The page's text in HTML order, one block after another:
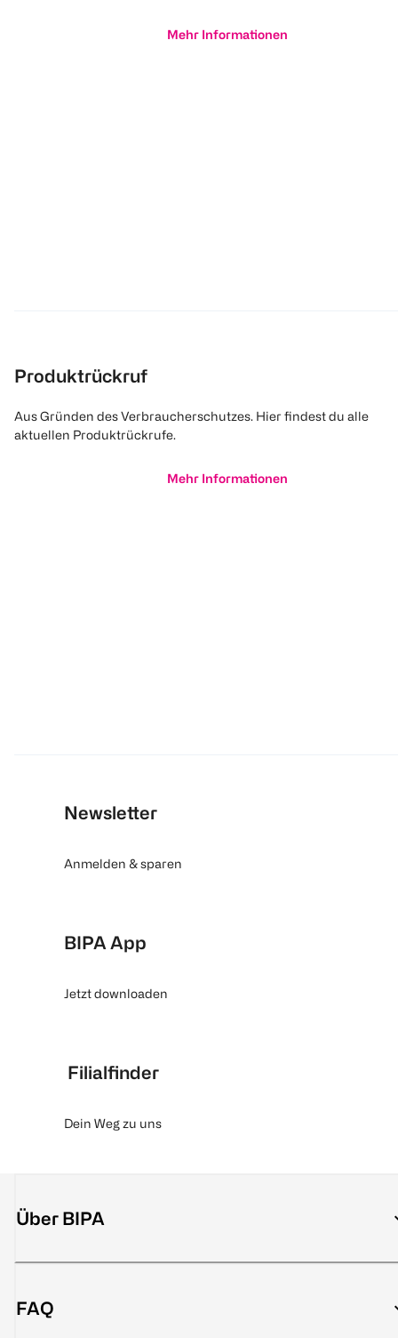
Mehr Informationen
Produktrückruf
Aus Gründen des Verbraucherschutzes. Hier findest du alle
aktuellen Produktrückrufe.
Mehr Informationen
Newsletter
Anmelden & sparen
BIPA App
Jetzt downloaden
Filialfinder
Dein Weg zu uns
Über BIPA
FAQ